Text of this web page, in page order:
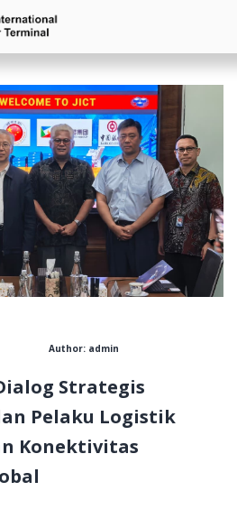
Author: admin
Strategis
Pelaku Logistik
Konektivitas